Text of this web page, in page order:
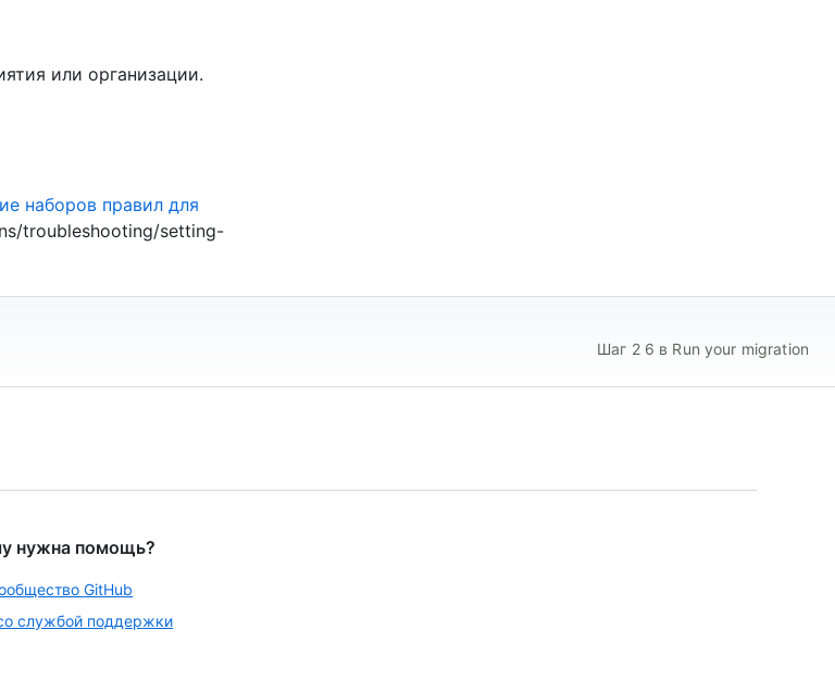
или организации.
наборов правил для
troubleshooting/setting-
Шаг 2 6 в Run your migration
нужна помощь?
GitHub
службой поддержки